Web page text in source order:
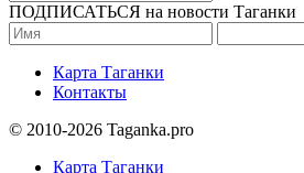
ПОДПИСАТЬСЯ на новости Таганки
Карта Таганки
Контакты
© 2010-2026 Taganka.pro
Карта Таганки